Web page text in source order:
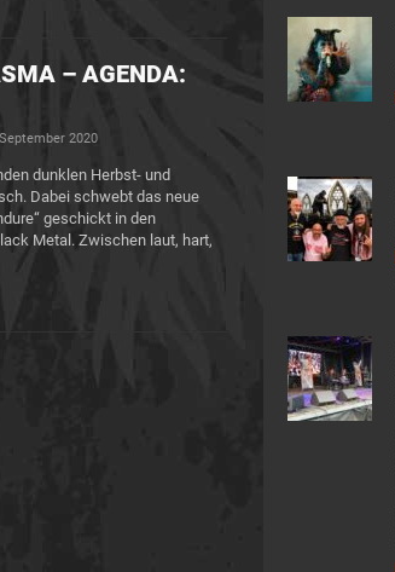
– AGENDA:
2020
dunklen Herbst- und
Dabei schwebt das neue
geschickt in den
Metal. Zwischen laut, hart,